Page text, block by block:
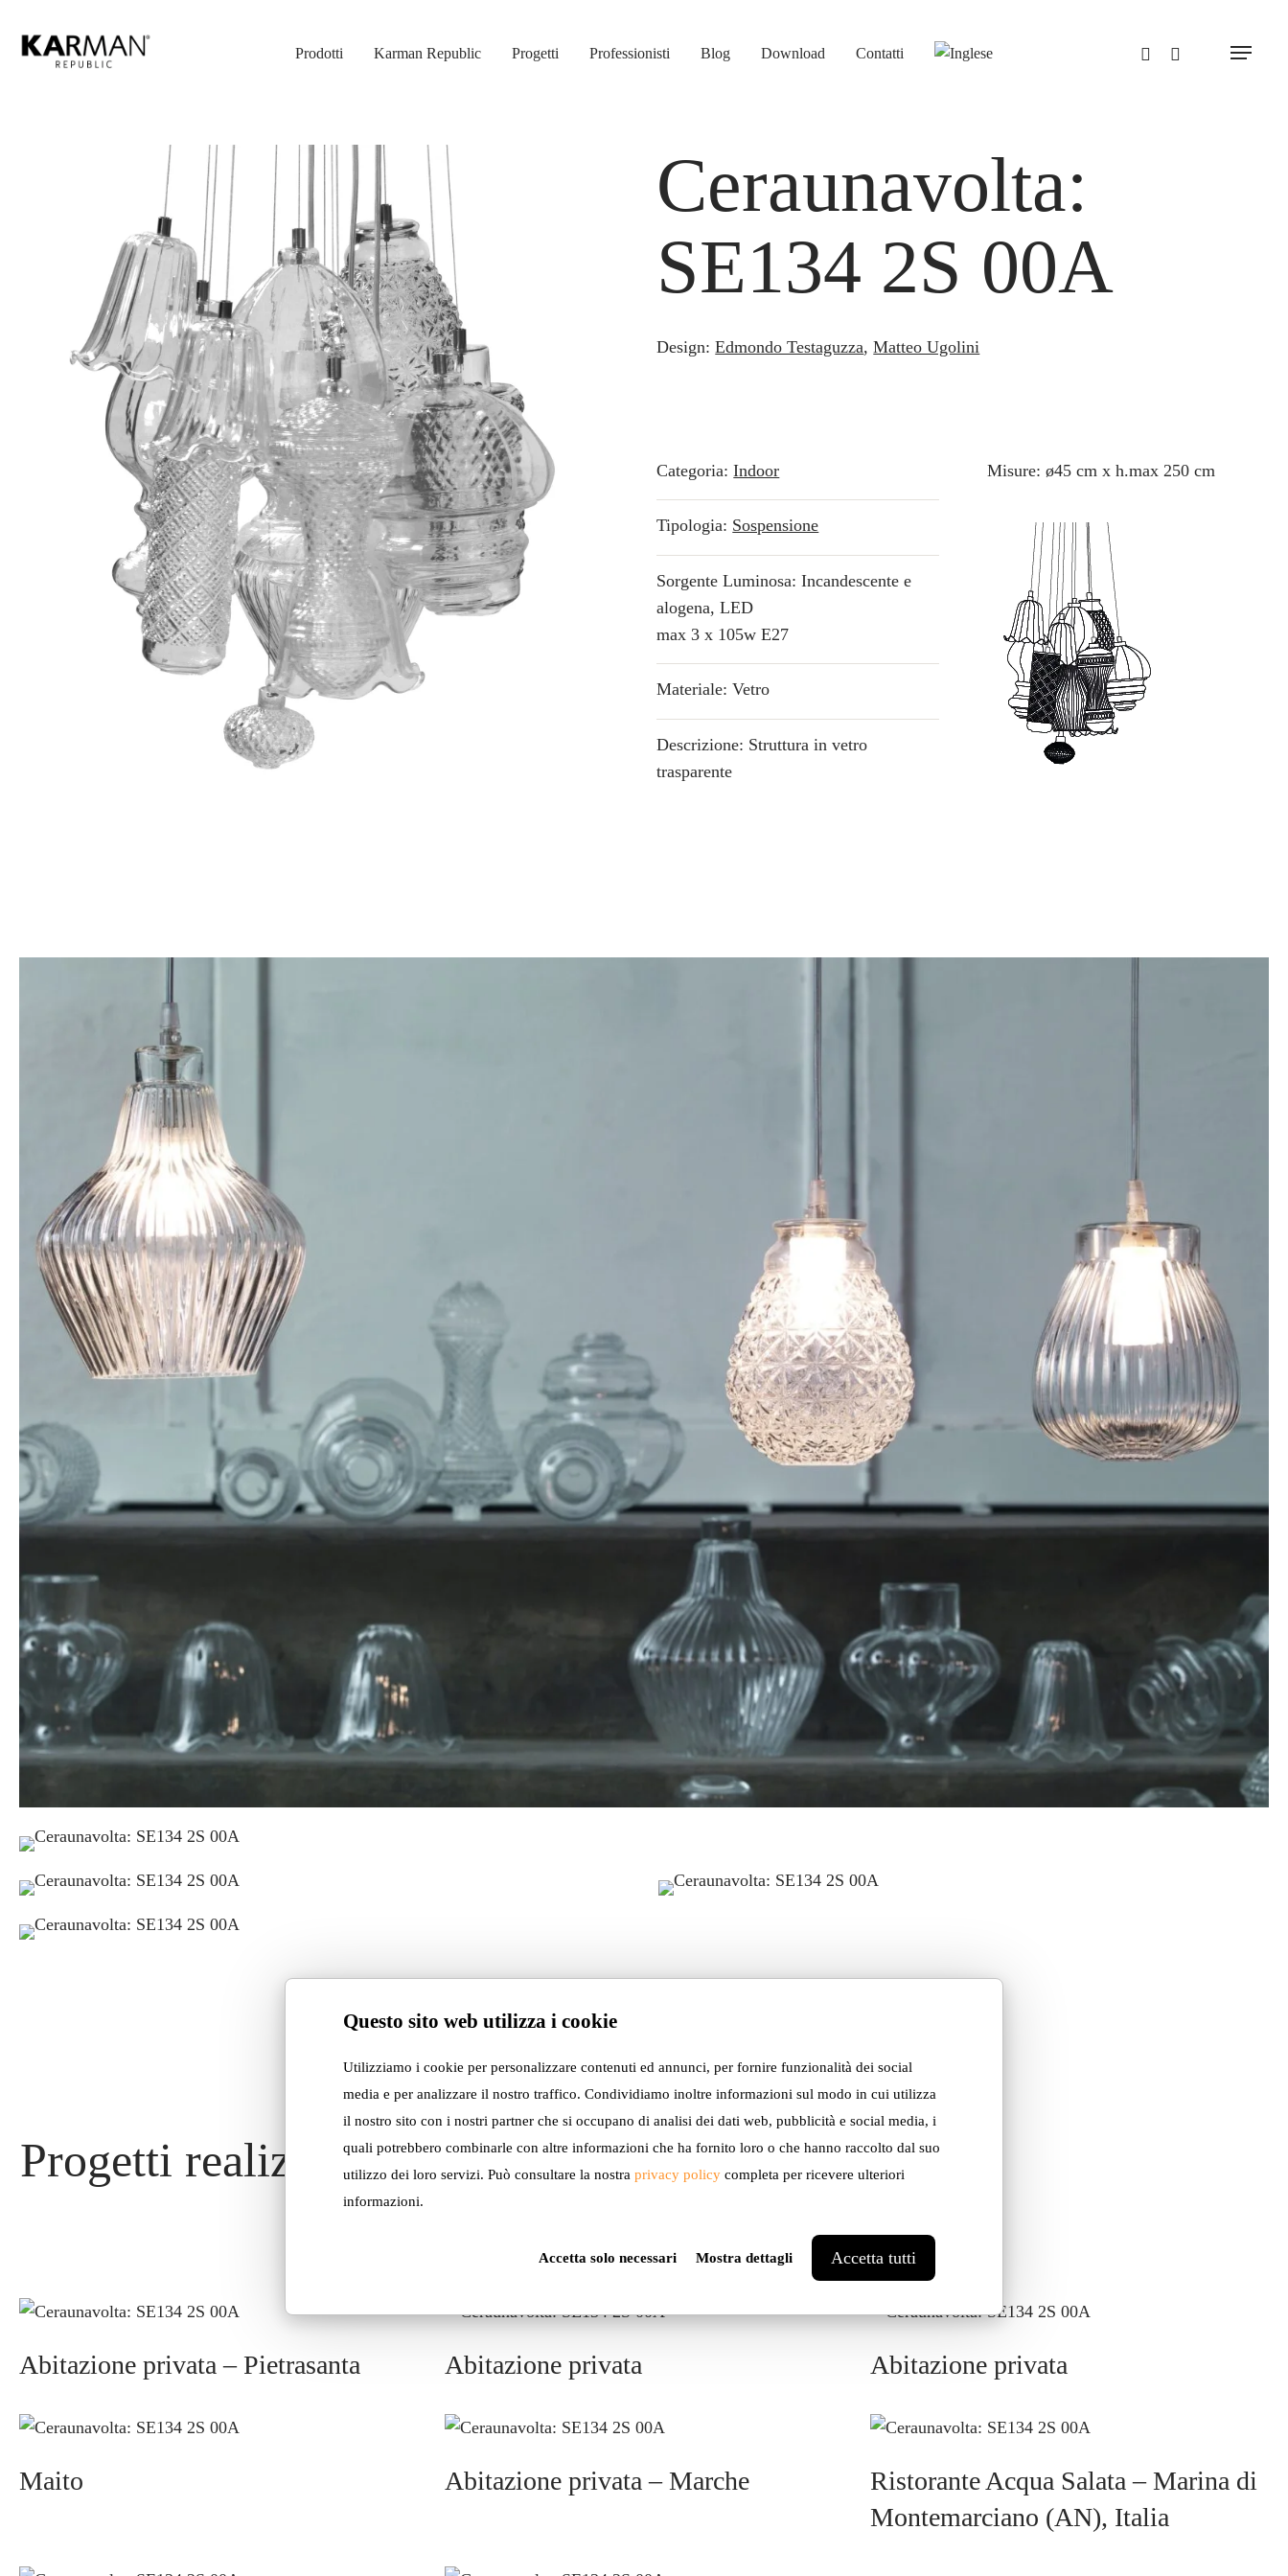
Questo sito web utilizza i cookie
Utilizziamo i cookie per personalizzare contenuti ed annunci, per fornire funzionalità dei social
media e per analizzare il nostro traffico. Condividiamo inoltre informazioni sul modo in cui utilizza
il nostro sito con i nostri partner che si occupano di analisi dei dati web, pubblicità e social media, i
quali potrebbero combinarle con altre informazioni che ha fornito loro o che hanno raccolto dal suo
utilizzo dei loro servizi. Può consultare la nostra privacy policy completa per ricevere ulteriori
informazioni.
Accetta solo necessari Mostra dettagli Accetta tutti
Prodotti Karman Republic Progetti Professionisti Blog Download Contatti Menu
Ceraunavolta:
SE134 2S 00A
Design:Edmondo Testaguzza,Matteo Ugolini
Categoria:Indoor
Tipologia: Sospensione
Sorgente Luminosa: Incandescente e
alogena, LED
max 3 x 105w E27
Materiale: Vetro
Descrizione: Struttura in vetro
trasparente
Misure: ø45 cm x h.max 250 cm
Progetti realizzati con Ceraunavolta
Abitazione privata – Pietrasanta Abitazione privata Abitazione privata
Maito Abitazione privata – Marche
Ristorante Acqua Salata – Marina di
Montemarciano (AN), Italia